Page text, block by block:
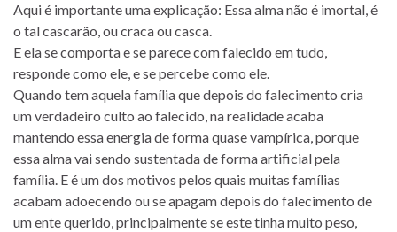
Aqui é importante uma explicação: Essa alma não é imortal, é
o tal cascarão, ou craca ou casca.
E ela se comporta e se parece com falecido em tudo,
responde como ele, e se percebe como ele.
Quando tem aquela família que depois do falecimento cria
um verdadeiro culto ao falecido, na realidade acaba
mantendo essa energia de forma quase vampírica, porque
essa alma vai sendo sustentada de forma artificial pela
família. E é um dos motivos pelos quais muitas famílias
acabam adoecendo ou se apagam depois do falecimento de
um ente querido, principalmente se este tinha muito peso,